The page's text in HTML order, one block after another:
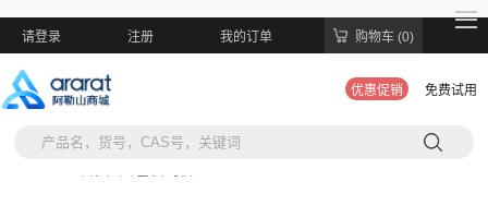
请登录 注册 我的订单 购物车 (0)
优惠促销 免费试用